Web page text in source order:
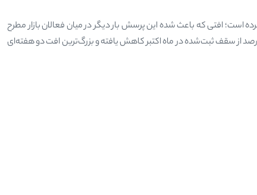
افتی که باعث شده این پرسش بار دیگر در میان فعالان بازار مطرح
بیت کوین تا کی ادامه دارد؟ داده‌های بازار نشان می‌دهد قیمت بیت کوین بیش از ۵۰ درصد از سقف ثبت‌شده در ماه اکتبر کاهش یافته و بزرگ‌ترین افت دو هفته‌ای